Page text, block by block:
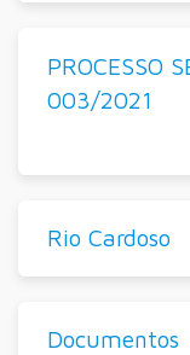
PROCESSO
003/2021
Rio Cardoso
Documentos